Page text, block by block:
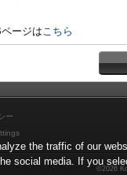
ージは こちら
ー
©2026
the traffic of our
social media. If you